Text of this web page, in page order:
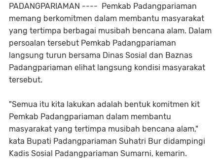
PADANGPARIAMAN ---- Pemkab Padangpariaman
memang berkomitmen dalam membantu masyarakat
yang tertimpa berbagai musibah bencana alam. Dalam
persoalan tersebut Pemkab Padangpariaman
langsung turun bersama Dinas Sosial dan Baznas
Padangpariaman elihat langsung kondisi masyarakat
tersebut.
"Semua itu kita lakukan adalah bentuk komitmen kit
Pemkab Padangpariaman dalam membantu
masyarakat yang tertimpa musibah bencana alam,"
kata Bupati Padangpariaman Suhatri Bur didampingi
Kadis Sosial Padangpariaman Sumarni, kemarin.